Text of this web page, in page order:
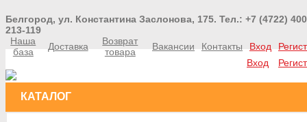
Белгород, ул. Константина Заслонова, 175. Тел.: +7 (4722)
213-119
Наша
база
Доставка
Возврат
товара
Вакансии Контакты Вход
Вход
КАТАЛОГ